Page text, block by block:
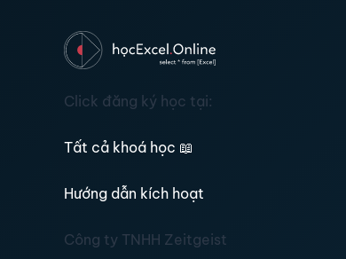
Click đăng ký học tại:
Tất cả khoá học 📖
Hướng dẫn kích hoạt
Công ty TNHH Zeitgeist